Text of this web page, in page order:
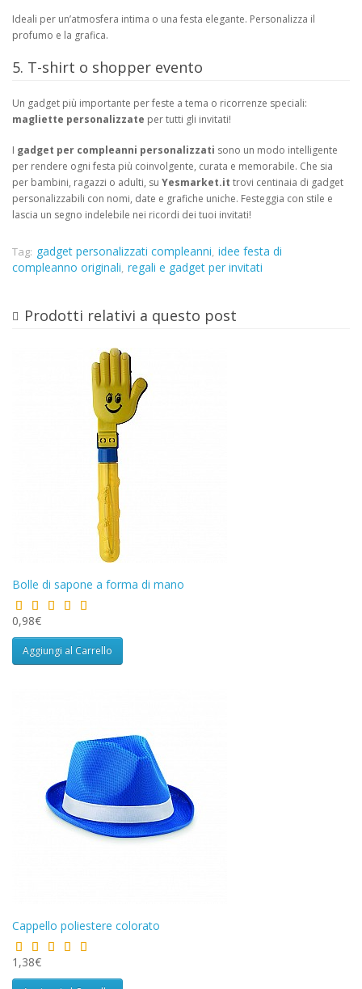
Ideali per un’atmosfera intima o una festa elegante. Personalizza il
profumo e la grafica.
5. T-shirt o shopper evento
Un gadget più importante per feste a tema o ricorrenze speciali:
magliette personalizzate per tutti gli invitati!
I gadget per compleanni personalizzati sono un modo intelligente
per rendere ogni festa più coinvolgente, curata e memorabile. Che sia
per bambini, ragazzi o adulti, su Yesmarket.it trovi centinaia di gadget
personalizzabili con nomi, date e grafiche uniche. Festeggia con stile e
lascia un segno indelebile nei ricordi dei tuoi invitati!
Tag: gadget personalizzati compleanni idee festa di
compleanno originali regali e gadget per invitati
Prodotti relativi a questo post
Bolle di sapone a forma di mano
0,98€
Aggiungi al Carrello
Cappello poliestere colorato
1,38€